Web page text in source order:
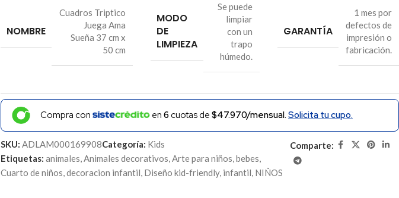
NOMBRE
Cuadros Triptico
Juega Ama
Sueña 37 cm x
50 cm
MODO
DE
LIMPIEZA
Se puede
limpiar
con un
trapo
húmedo.
GARANTÍA
1 mes por
defectos de
impresión o
fabricación.
Compra con en 6 cuotas de $47.970/mensual. Solicita tu cupo.
SKU: ADLAM000169908Categoría: Kids
Etiquetas: animales,Animales decorativos,Arte para niños,bebes,
Cuarto de niños,decoracion infantil, Diseño kid-friendly, infantil, NIÑOS
Comparte: